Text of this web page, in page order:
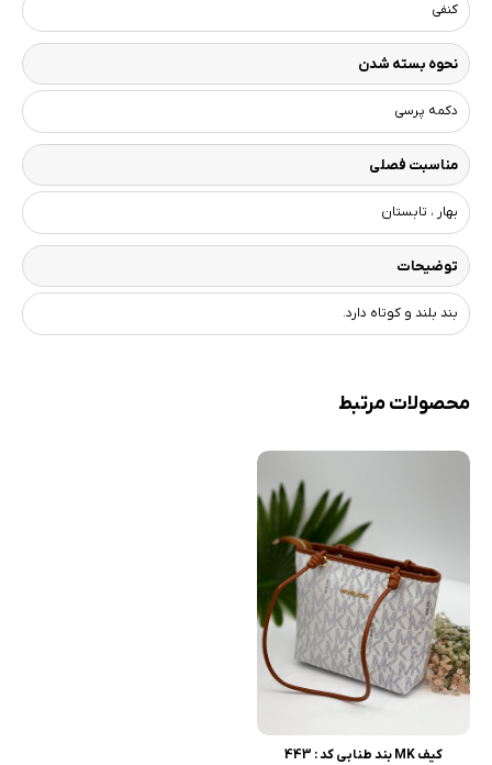
کنفی
نحوه بسته شدن
دکمه پرسی
مناسبت فصلی
بهار ، تابستان
توضیحات
بند بلند و کوتاه دارد.
محصولات مرتبط
کیف MK بند طنابی کد : 443